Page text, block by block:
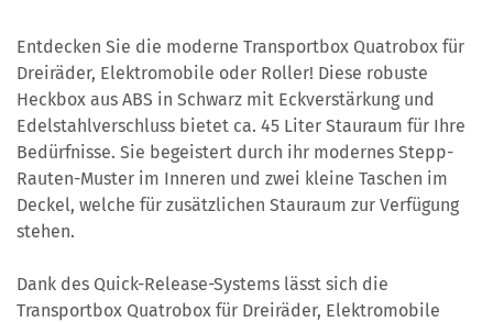
Entdecken Sie die moderne Transportbox Quatrobox für
Dreiräder, Elektromobile oder Roller! Diese robuste
Heckbox aus ABS in Schwarz mit Eckverstärkung und
Edelstahlverschluss bietet ca. 45 Liter Stauraum für Ihre
Bedürfnisse. Sie begeistert durch ihr modernes Stepp-
Rauten-Muster im Inneren und zwei kleine Taschen im
Deckel, welche für zusätzlichen Stauraum zur Verfügung
stehen.
Dank des Quick-Release-Systems lässt sich die
Transportbox Quatrobox für Dreiräder, Elektromobile